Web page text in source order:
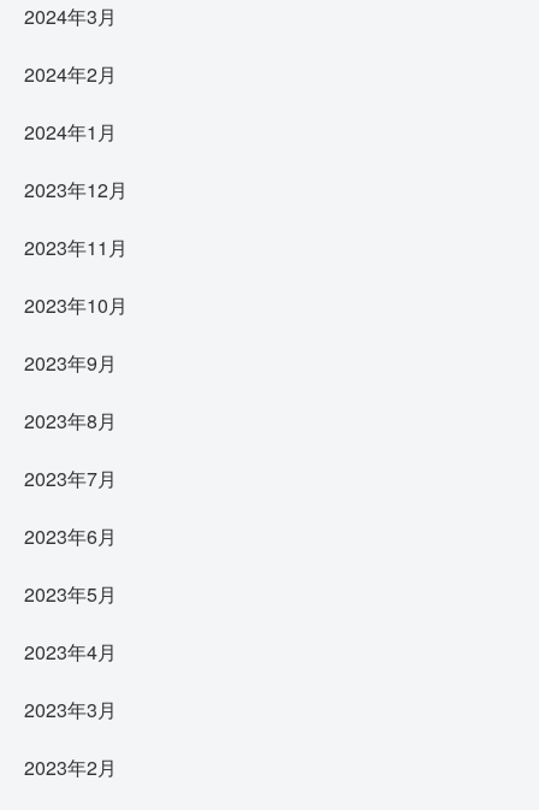
2024年3月
2024年2月
2024年1月
2023年12月
2023年11月
2023年10月
2023年9月
2023年8月
2023年7月
2023年6月
2023年5月
2023年4月
2023年3月
2023年2月